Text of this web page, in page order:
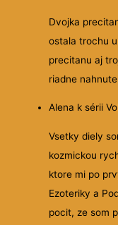
Dvojka
ostala trochu
precitanu aj
riadne
Alena k sérii
Vsetky diely
kozmickou
ktore mi po
Ezoteriky a
pocit, ze som